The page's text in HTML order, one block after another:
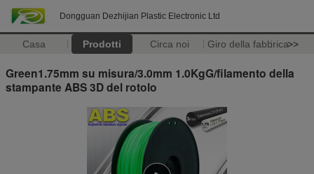
Dongguan Dezhijian Plastic Electronic Ltd
Casa Prodotti Circa noi Giro della fabbrica>>
Green1.75mm su misura/3.0mm 1.0KgG/filamento della
stampante ABS 3D del rotolo